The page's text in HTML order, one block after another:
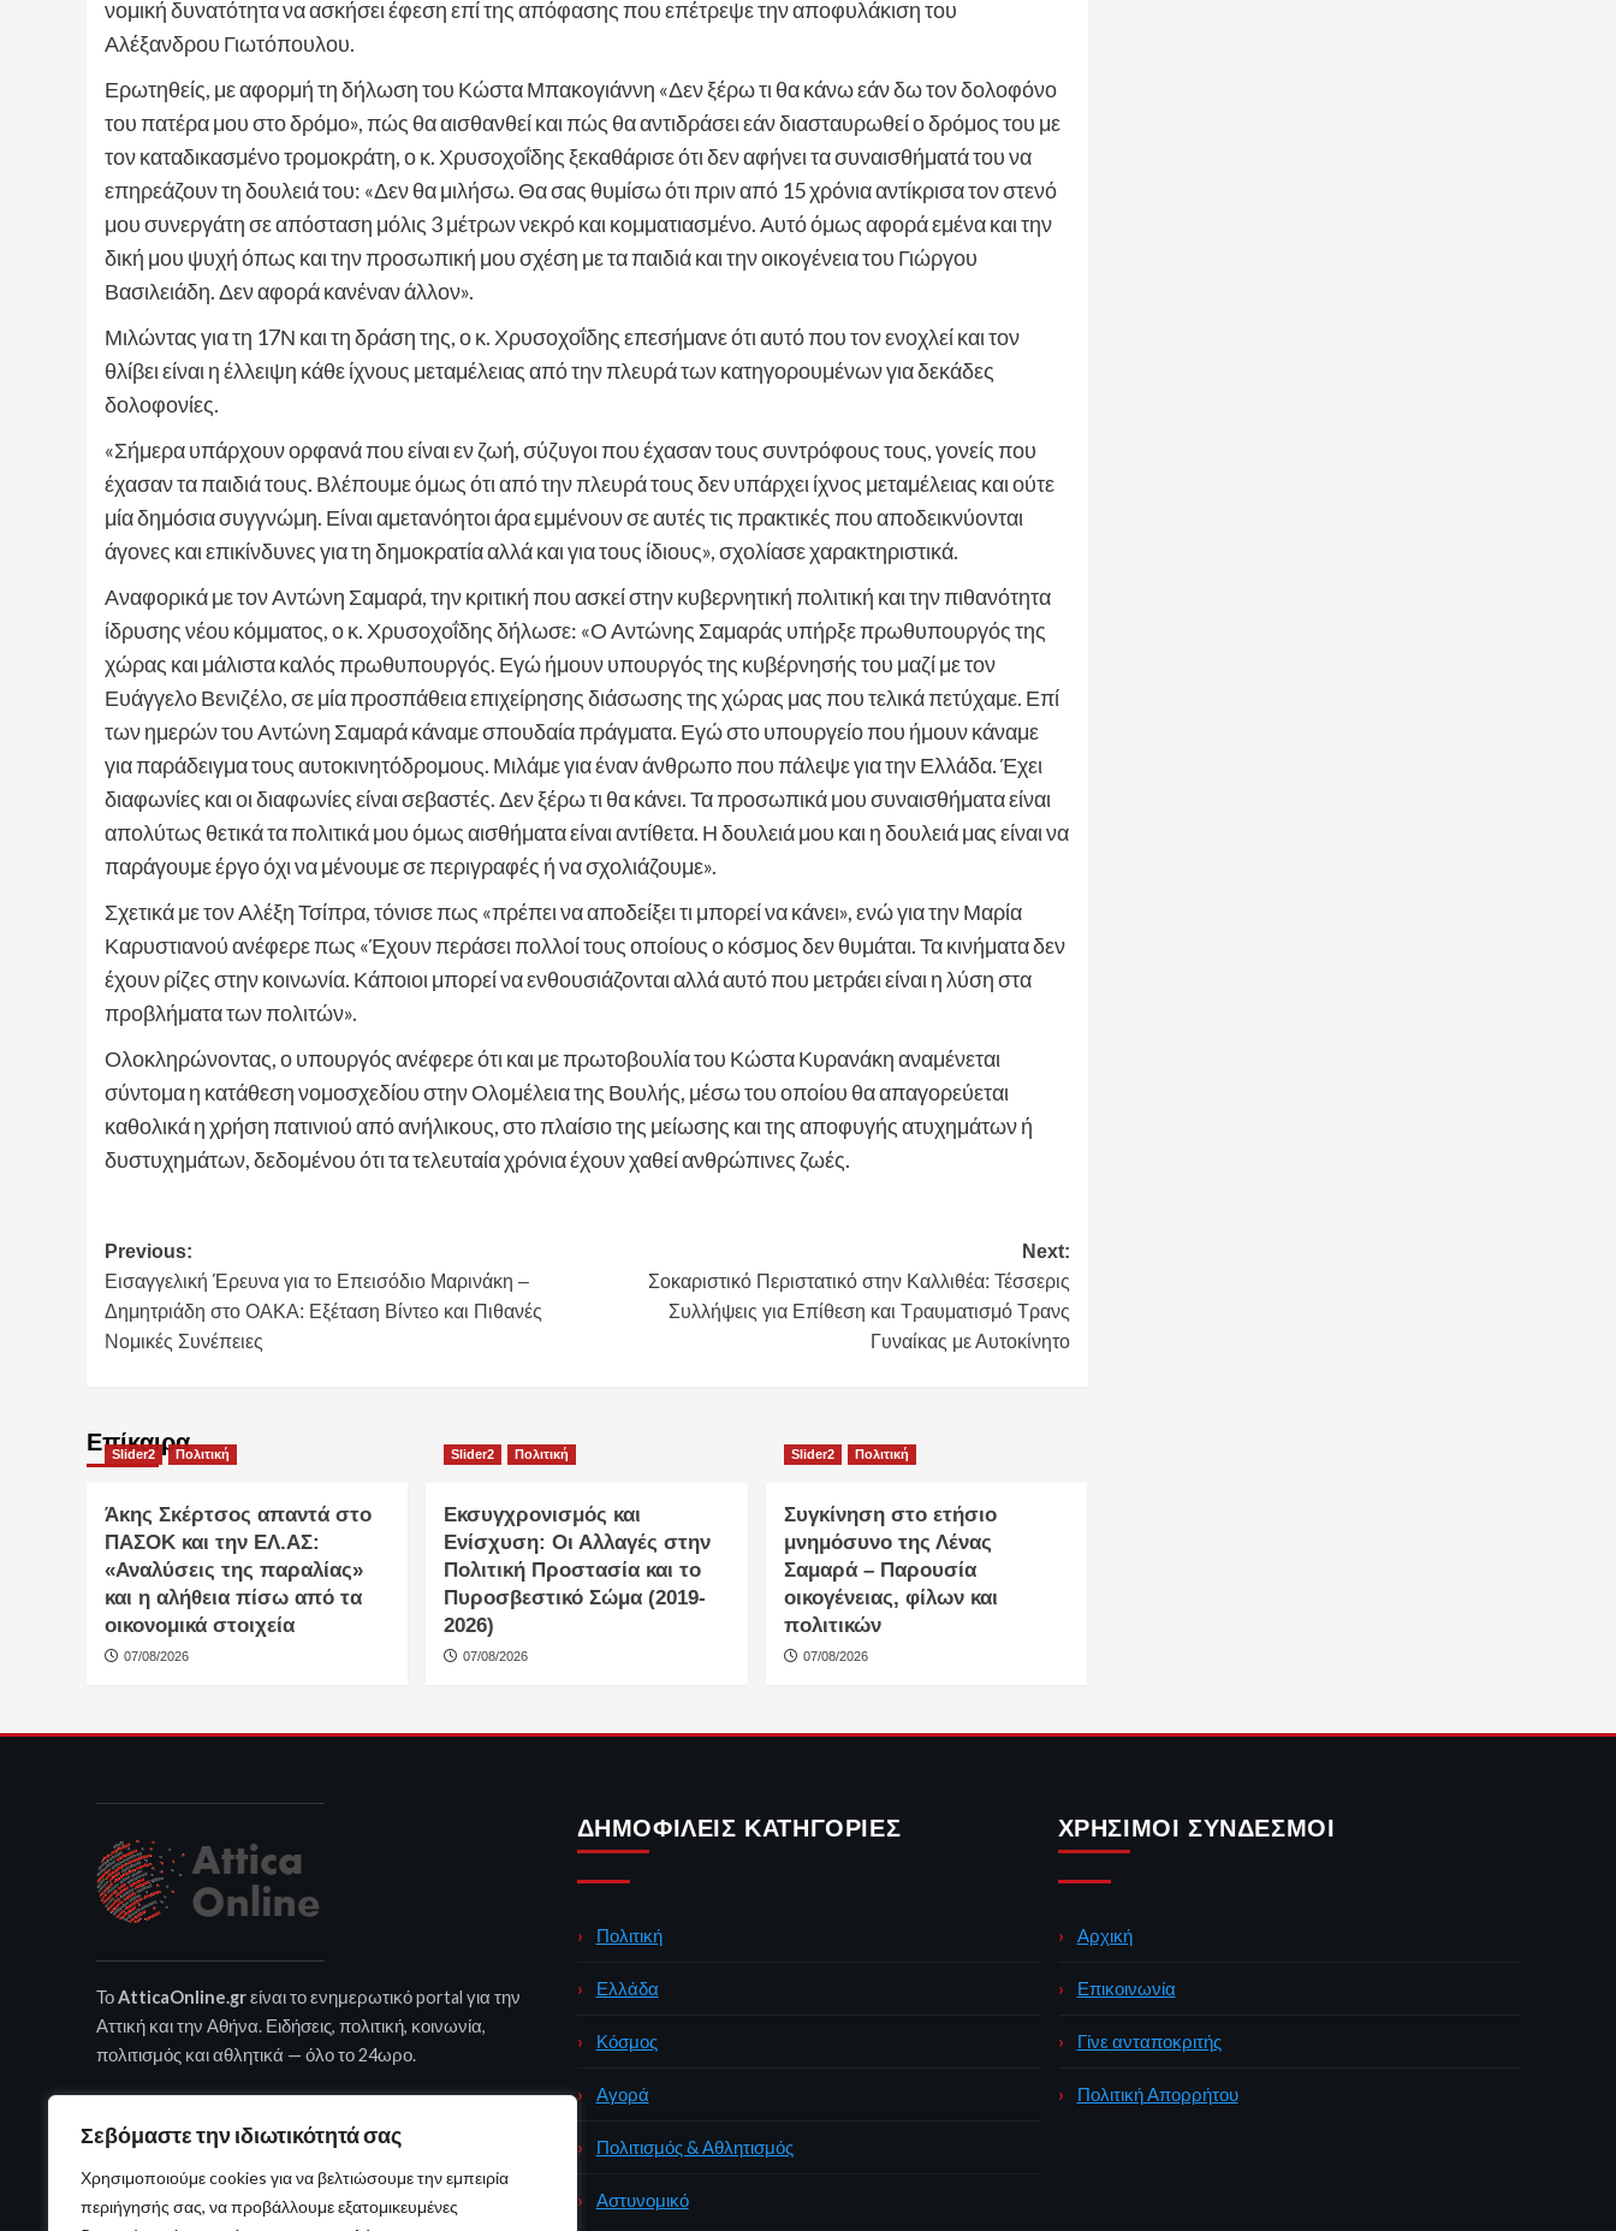
Σεβόμαστε την ιδιωτικότητά σας
Χρησιμοποιούμε cookies για να βελτιώσουμε την εμπειρία
περιήγησής σας, να προβάλλουμε εξατομικευμένες
νομική δυνατότητα να ασκήσει έφεση επί της απόφασης που επέτρεψε την αποφυλάκιση του
Αλέξανδρου Γιωτόπουλου.
Ερωτηθείς, με αφορμή τη δήλωση του Κώστα Μπακογιάννη «Δεν ξέρω τι θα κάνω εάν δω τον δολοφόνο
του πατέρα μου στο δρόμο», πώς θα αισθανθεί και πώς θα αντιδράσει εάν διασταυρωθεί ο δρόμος του με
τον καταδικασμένο τρομοκράτη, ο κ. Χρυσοχοΐδης ξεκαθάρισε ότι δεν αφήνει τα συναισθήματά του να
επηρεάζουν τη δουλειά του: «Δεν θα μιλήσω. Θα σας θυμίσω ότι πριν από 15 χρόνια αντίκρισα τον στενό
μου συνεργάτη σε απόσταση μόλις 3 μέτρων νεκρό και κομματιασμένο. Αυτό όμως αφορά εμένα και την
δική μου ψυχή όπως και την προσωπική μου σχέση με τα παιδιά και την οικογένεια του Γιώργου
Βασιλειάδη. Δεν αφορά κανέναν άλλον».
Μιλώντας για τη 17Ν και τη δράση της, ο κ. Χρυσοχοΐδης επεσήμανε ότι αυτό που τον ενοχλεί και τον
θλίβει είναι η έλλειψη κάθε ίχνους μεταμέλειας από την πλευρά των κατηγορουμένων για δεκάδες
δολοφονίες.
«Σήμερα υπάρχουν ορφανά που είναι εν ζωή, σύζυγοι που έχασαν τους συντρόφους τους, γονείς που
έχασαν τα παιδιά τους. Βλέπουμε όμως ότι από την πλευρά τους δεν υπάρχει ίχνος μεταμέλειας και ούτε
μία δημόσια συγγνώμη. Είναι αμετανόητοι άρα εμμένουν σε αυτές τις πρακτικές που αποδεικνύονται
άγονες και επικίνδυνες για τη δημοκρατία αλλά και για τους ίδιους», σχολίασε χαρακτηριστικά.
Αναφορικά με τον Αντώνη Σαμαρά, την κριτική που ασκεί στην κυβερνητική πολιτική και την πιθανότητα
ίδρυσης νέου κόμματος, ο κ. Χρυσοχοΐδης δήλωσε: «Ο Αντώνης Σαμαράς υπήρξε πρωθυπουργός της
χώρας και μάλιστα καλός πρωθυπουργός. Εγώ ήμουν υπουργός της κυβέρνησής του μαζί με τον
Ευάγγελο Βενιζέλο, σε μία προσπάθεια επιχείρησης διάσωσης της χώρας μας που τελικά πετύχαμε. Επί
των ημερών του Αντώνη Σαμαρά κάναμε σπουδαία πράγματα. Εγώ στο υπουργείο που ήμουν κάναμε
για παράδειγμα τους αυτοκινητόδρομους. Μιλάμε για έναν άνθρωπο που πάλεψε για την Ελλάδα. Έχει
διαφωνίες και οι διαφωνίες είναι σεβαστές. Δεν ξέρω τι θα κάνει. Τα προσωπικά μου συναισθήματα είναι
απολύτως θετικά τα πολιτικά μου όμως αισθήματα είναι αντίθετα. Η δουλειά μου και η δουλειά μας είναι να
παράγουμε έργο όχι να μένουμε σε περιγραφές ή να σχολιάζουμε».
Σχετικά με τον Αλέξη Τσίπρα, τόνισε πως «πρέπει να αποδείξει τι μπορεί να κάνει», ενώ για την Μαρία
Καρυστιανού ανέφερε πως «Έχουν περάσει πολλοί τους οποίους ο κόσμος δεν θυμάται. Τα κινήματα δεν
έχουν ρίζες στην κοινωνία. Κάποιοι μπορεί να ενθουσιάζονται αλλά αυτό που μετράει είναι η λύση στα
προβλήματα των πολιτών».
Ολοκληρώνοντας, ο υπουργός ανέφερε ότι και με πρωτοβουλία του Κώστα Κυρανάκη αναμένεται
σύντομα η κατάθεση νομοσχεδίου στην Ολομέλεια της Βουλής, μέσω του οποίου θα απαγορεύεται
καθολικά η χρήση πατινιού από ανήλικους, στο πλαίσιο της μείωσης και της αποφυγής ατυχημάτων ή
δυστυχημάτων, δεδομένου ότι τα τελευταία χρόνια έχουν χαθεί ανθρώπινες ζωές.
Post
navigation
Previous:
Εισαγγελική Έρευνα για το Επεισόδιο Μαρινάκη –
Δημητριάδη στο ΟΑΚΑ: Εξέταση Βίντεο και Πιθανές
Νομικές Συνέπειες
Next:
Σοκαριστικό Περιστατικό στην Καλλιθέα: Τέσσερις
Συλλήψεις για Επίθεση και Τραυματισμό Τρανς
Γυναίκας με Αυτοκίνητο
Επίκαιρα
Slider2 Πολιτική
Άκης Σκέρτσος απαντά στο
ΠΑΣΟΚ και την ΕΛ.ΑΣ:
«Αναλύσεις της παραλίας»
και η αλήθεια πίσω από τα
οικονομικά στοιχεία
07/08/2026
Slider2 Πολιτική
Εκσυγχρονισμός και
Ενίσχυση: Οι Αλλαγές στην
Πολιτική Προστασία και το
Πυροσβεστικό Σώμα (2019-
2026)
07/08/2026
Slider2 Πολιτική
Συγκίνηση στο ετήσιο
μνημόσυνο της Λένας
Σαμαρά – Παρουσία
οικογένειας, φίλων και
πολιτικών
07/08/2026
ΤοAtticaOnline.grείναι το ενημερωτικό portal για την
Αττική και την Αθήνα. Ειδήσεις, πολιτική, κοινωνία,
πολιτισμός και αθλητικά — όλο το 24ωρο.
ΔΗΜΟΦΙΛΕΊΣ ΚΑΤΗΓΟΡΊΕΣ
Πολιτική
Ελλάδα
Κόσμος
Αγορά
Πολιτισμός & Αθλητισμός
Αστυνομικό
ΧΡΉΣΙΜΟΙ ΣΎΝΔΕΣΜΟΙ
Αρχική
Επικοινωνία
Γίνε ανταποκριτής
Πολιτική Απορρήτου